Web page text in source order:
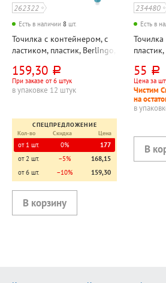
262322
Есть в наличии 8 шт.
Точилка с контейнером, с
ластиком, пластик, Berlingo,
110мм, 21мм, одно
отверстие
159,30 руб.
При заказе от 6 штук
в упаковке 12 штук
СПЕЦПРЕДЛОЖЕНИЕ
Кол-во
Скидка Цена
от 1 шт. 0%
177
от 2 шт.
−5%
168,15
от 6 шт.
−10% 159,30
234480
Есть в
Точилка
одно
55 руб.
Цена за
Чистим
на
в